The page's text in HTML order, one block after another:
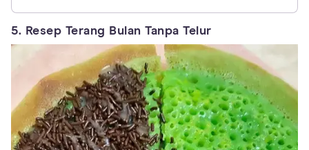
5. Resep Terang Bulan Tanpa Telur